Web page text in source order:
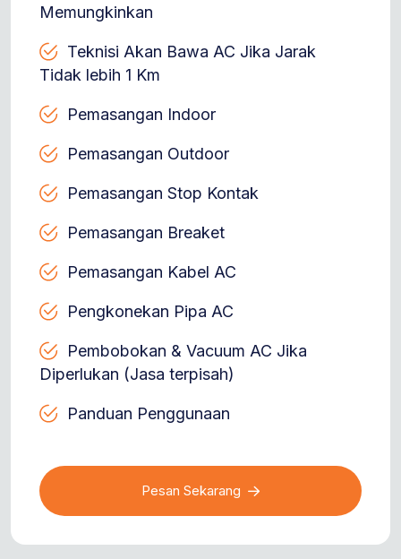
Memungkinkan
Teknisi Akan Bawa AC Jika Jarak
Tidak lebih 1 Km
Pemasangan Indoor
Pemasangan Outdoor
Pemasangan Stop Kontak
Pemasangan Breaket
Pemasangan Kabel AC
Pengkonekan Pipa AC
Pembobokan & Vacuum AC Jika
Diperlukan (Jasa terpisah)
Panduan Penggunaan
Pesan Sekarang